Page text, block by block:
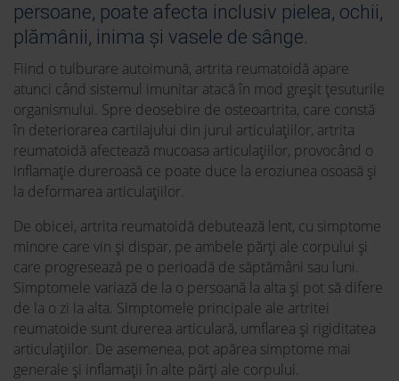
persoane, poate afecta inclusiv pielea, ochii,
plămânii, inima și vasele de sânge.
Fiind o tulburare autoimună, artrita reumatoidă apare
atunci când sistemul imunitar atacă în mod greșit țesuturile
organismului. Spre deosebire de osteoartrita, care constă
în deteriorarea cartilajului din jurul articulațiilor, artrita
reumatoidă afectează mucoasa articulațiilor, provocând o
inflamație dureroasă ce poate duce la eroziunea osoasă și
la deformarea articulațiilor.
De obicei, artrita reumatoidă debutează lent, cu simptome
minore care vin și dispar, pe ambele părți ale corpului și
care progresează pe o perioadă de săptămâni sau luni.
Simptomele variază de la o persoană la alta și pot să difere
de la o zi la alta. Simptomele principale ale artritei
reumatoide sunt durerea articulară, umflarea și rigiditatea
articulațiilor. De asemenea, pot apărea simptome mai
generale și inflamații în alte părți ale corpului.